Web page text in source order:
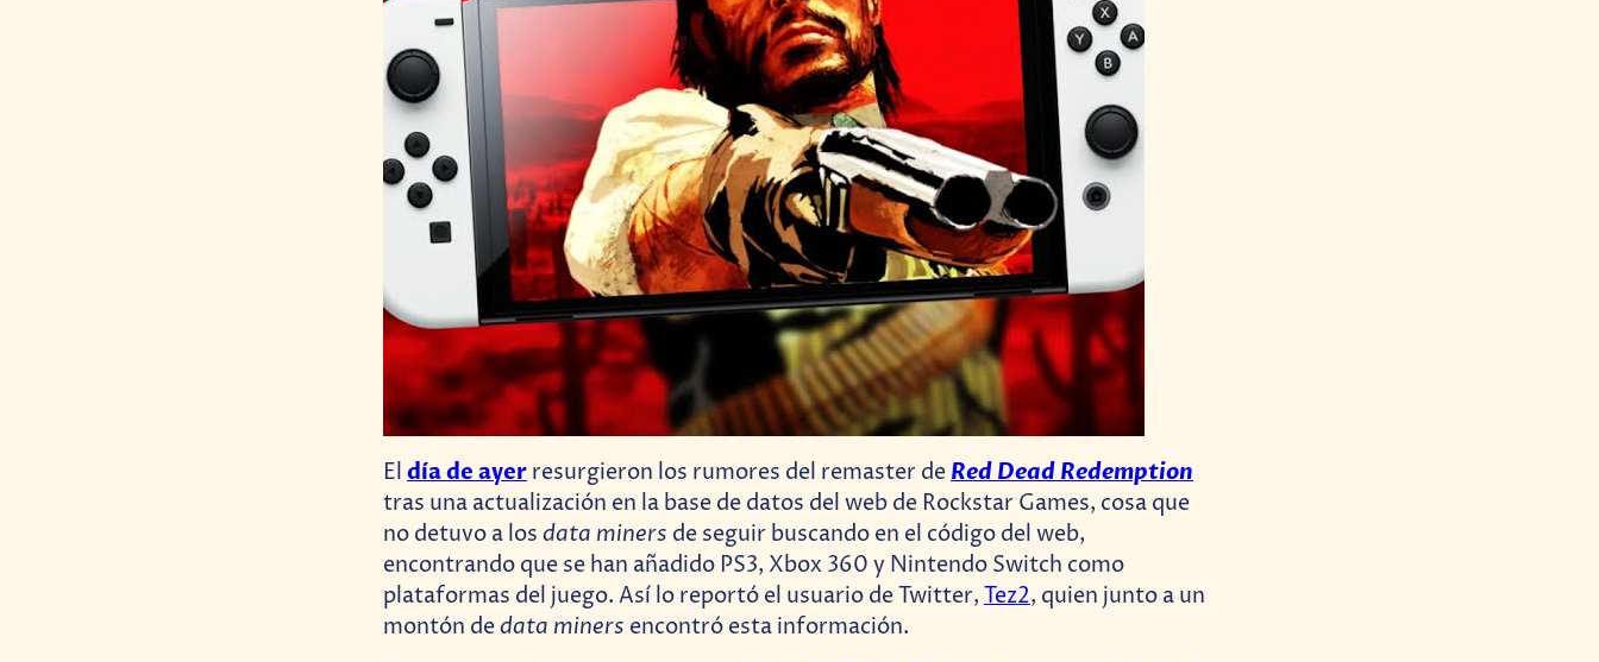
El día de ayer resurgieron los rumores del remaster de Red Dead Redemption
tras una actualización en la base de datos del web de Rockstar Games, cosa que
no detuvo a los data miners de seguir buscando en el código del web,
encontrando que se han añadido PS3, Xbox 360 y Nintendo Switch como
plataformas del juego. Así lo reportó el usuario de Twitter, Tez2, quien junto a un
montón dedata miners encontró esta información.